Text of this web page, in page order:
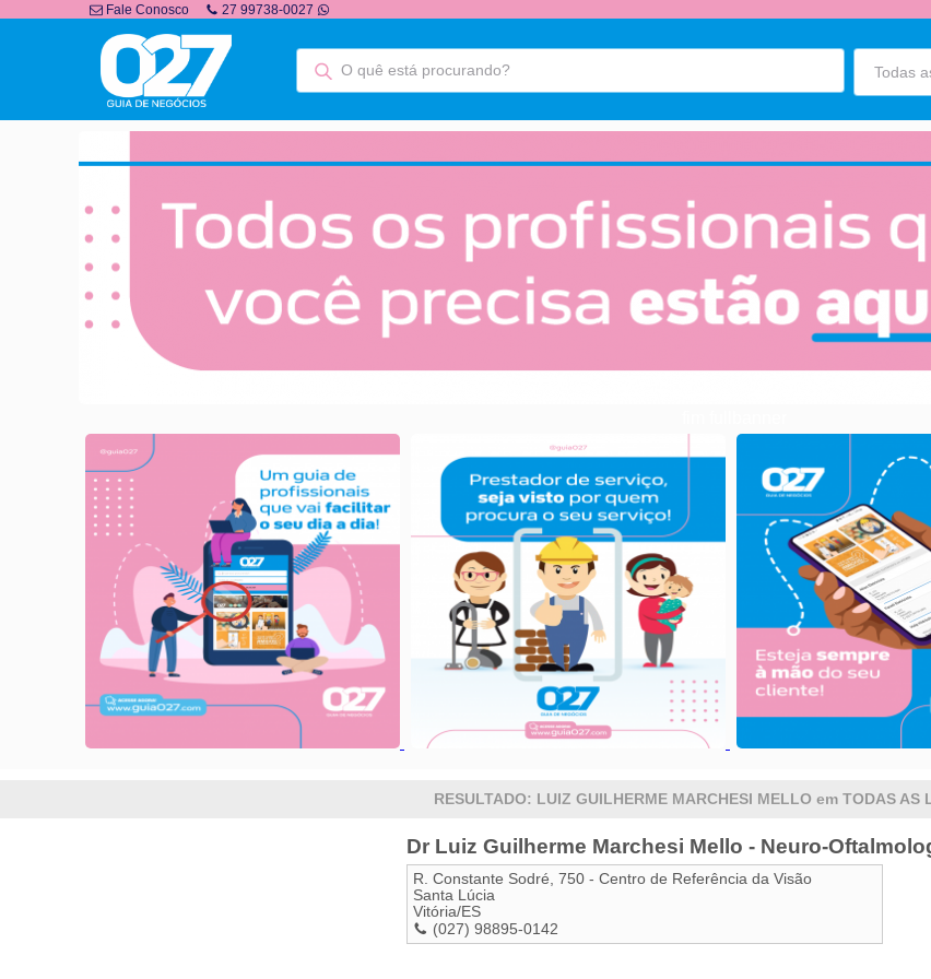
Fale Conosco 27 99738-0027
RESULTADO: LUIZ GUILHERME MARCHESI MELLO em TODAS AS
Dr Luiz Guilherme Marchesi Mello - Neuro-
R. Constante Sodré, 750 - Centro de Referência da Visão
Santa Lúcia
Vitória/ES
(027) 98895-0142